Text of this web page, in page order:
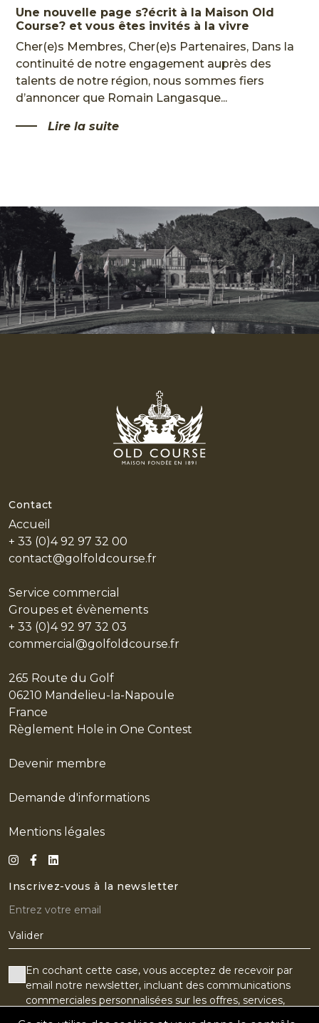
LES ACTUS
EN
Une nouvelle page s?écrit à la Maison Old
Course? et vous êtes invités à la vivre
Cher(e)s Membres, Cher(e)s Partenaires, Dans la
continuité de notre engagement auprès des
talents de notre région, nous sommes fiers
d’annoncer que Romain Langasque...
Lire la suite
Contact
Accueil
+ 33 (0)4 92 97 32 00
contact@golfoldcourse.fr
Service commercial
Groupes et évènements
+ 33 (0)4 92 97 32 03
commercial@golfoldcourse.fr
265 Route du Golf
06210 Mandelieu-la-Napoule
France
Règlement Hole in One Contest
Devenir membre
Demande d'informations
Mentions légales
Inscrivez-vous à la newsletter
Valider
En cochant cette case, vous acceptez de recevoir par
email notre newsletter, incluant des communications
commerciales personnalisées sur les offres, services,